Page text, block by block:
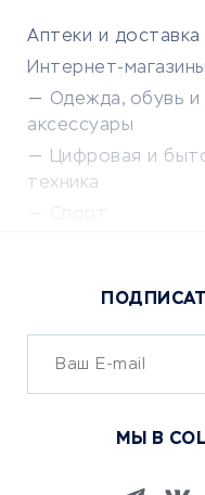
Аптеки и доставка
Интернет-магазины
Одежда, обувь и
аксессуары
Цифровая и
техника
Сервисы доставки
ОБУЧЕНИЕ И
Изучение
МЫ В